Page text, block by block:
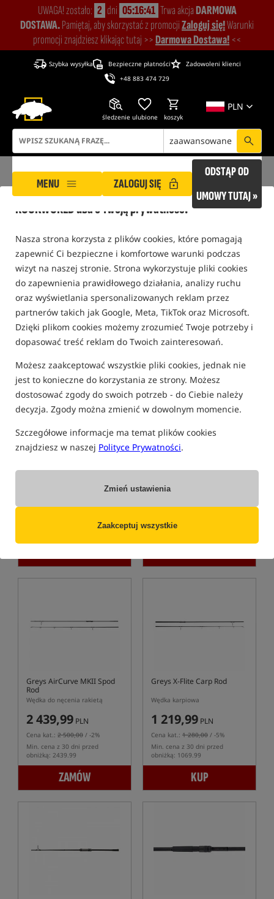
ROCKWORLD dba o Twoją prywatność!
Nasza strona korzysta z plików cookies, które pomagają
zapewnić Ci bezpieczne i komfortowe warunki podczas
wizyt na naszej stronie. Strona wykorzystuje pliki cookies
do zapewnienia prawidłowego działania, analizy ruchu
oraz wyświetlania spersonalizowanych reklam przez
partnerów takich jak Google, Meta, TikTok oraz Microsoft.
Dzięki plikom cookies możemy zrozumieć Twoje potrzeby i
dopasować treść reklam do Twoich zainteresowań.
Możesz zaakceptować wszystkie pliki cookies, jednak nie
jest to konieczne do korzystania ze strony. Możesz
dostosować zgody do swoich potrzeb - do Ciebie należy
decyzja. Zgody można zmienić w dowolnym momencie.
Szczegółowe informacje ma temat plików cookies
znajdziesz w naszej Polityce Prywatności.
Zmień ustawienia
Zaakceptuj wszystkie
UWAGA! zostało: 2 dni 05:16:40 Trwa akcjaDARMOWA
DOSTAWA.Pamiętaj, aby skorzystać z promocjiZaloguj się!Warunki
promocji znajdziesz klikając tutaj >>Darmowa Dostawa! <<
Szybka wysyłka Bezpieczne płatności
Zadowoleni klienci
+48 883 474 729
PLN
śledzenie ulubione koszyk
zaawansowane
MENU ZALOGUJ SIĘ
ODSTĄP OD
UMOWY TUTAJ »
tylko produkty na "naszym magazynie"
FILTRUJ
PRODUKTY GREYS
Wyprzedaż
Min. cena z 30 dni przed
1 689,99
Min. cena z 30 dni przed
obniżką: 1479.99
Greys AirCurve MKII Spod
Rod
Wędka do nęcenia rakietą
2 439,99 PLN
Cena kat.: 2 500,00 / -2%
Min. cena z 30 dni przed
obniżką: 2439.99
ZAMÓW
Greys X-Flite Carp Rod
Wędka karpiowa
1 219,99 PLN
Cena kat.: 1 280,00 / -5%
Min. cena z 30 dni przed
obniżką: 1069.99
KUP